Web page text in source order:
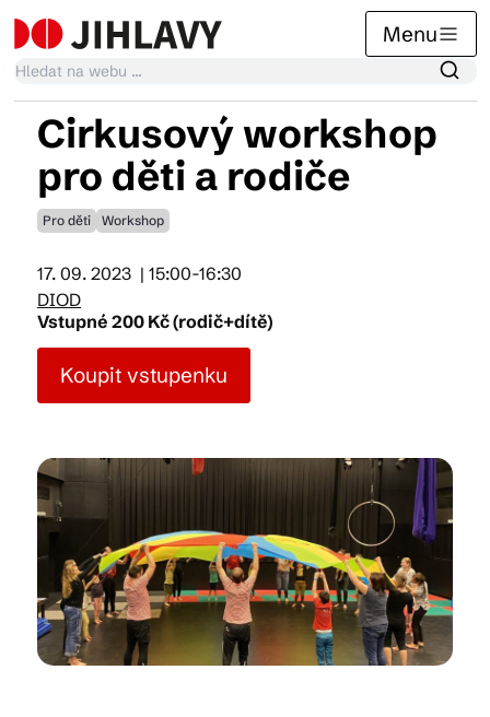
Menu
Kalendář akcí
Tradiční akce
Články
Suvenýry
Praktické info
Kam vyrazit
CS EN DE
Cirkusový workshop
pro děti a rodiče
Pro děti Workshop
17. 09. 2023 | 15:00-16:30
DIOD
Vstupné 200 Kč (rodič+dítě)
Koupit vstupenku